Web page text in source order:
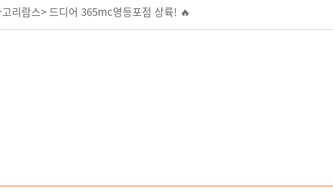
리람스> 드디어 365mc영등포점 상륙! 🔥